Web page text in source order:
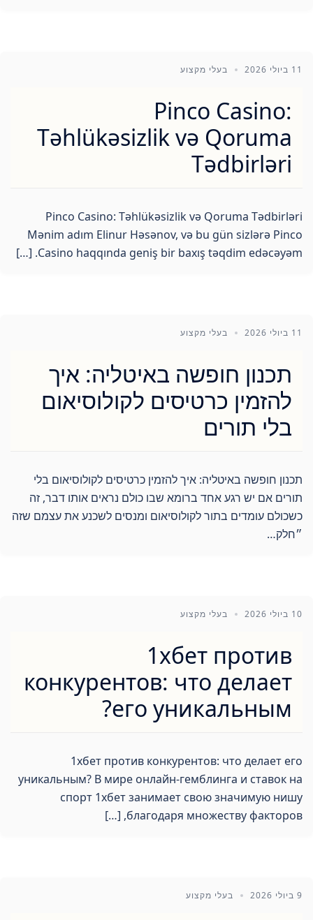
11 ביולי 2026 בעלי מקצוע
Pinco Casino:
Təhlükəsizlik və Qoruma
Tədbirləri
Pinco Casino: Təhlükəsizlik və Qoruma Tədbirləri
Mənim adım Elinur Həsənov, və bu gün sizlərə Pinco
Casino haqqında geniş bir baxış təqdim edəcəyəm. […]
11 ביולי 2026 בעלי מקצוע
תכנון חופשה באיטליה: איך
להזמין כרטיסים לקולוסיאום
בלי תורים
תכנון חופשה באיטליה: איך להזמין כרטיסים לקולוסיאום בלי
תורים אם יש רגע אחד ברומא שבו כולם נראים אותו דבר, זה
כשכולם עומדים בתור לקולוסיאום ומנסים לשכנע את עצמם שזה
״חלק…
10 ביולי 2026 בעלי מקצוע
1хбет против
конкурентов: что делает
его уникальным?
1хбет против конкурентов: что делает его
уникальным? В мире онлайн-гемблинга и ставок на
спорт 1хбет занимает свою значимую нишу
благодаря множеству факторов, […]
9 ביולי 2026 בעלי מקצוע